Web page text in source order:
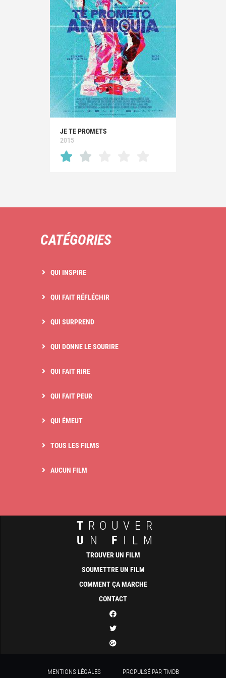
JE TE PROMETS
2015
CATÉGORIES
QUI INSPIRE
QUI FAIT RÉFLÉCHIR
QUI SURPREND
QUI DONNE LE SOURIRE
QUI FAIT RIRE
QUI FAIT PEUR
QUI ÉMEUT
TOUS LES FILMS
AUCUN FILM
T ROUVER
U N F ILM
TROUVER UN FILM
SOUMETTRE UN FILM
COMMENT ÇA MARCHE
CONTACT
MENTIONS LÉGALES
PROPULSÉ PAR TMDB